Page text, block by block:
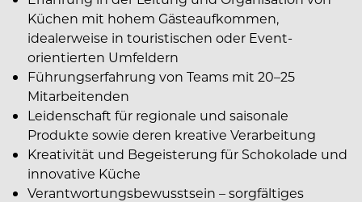
Küchen mit hohem Gästeaufkommen,
idealerweise in touristischen oder Event-
orientierten Umfeldern
Führungserfahrung von Teams mit 20–25
Mitarbeitenden
Leidenschaft für regionale und saisonale
Produkte sowie deren kreative Verarbeitung
Kreativität und Begeisterung für Schokolade und
innovative Küche
Verantwortungsbewusstsein – sorgfältiges